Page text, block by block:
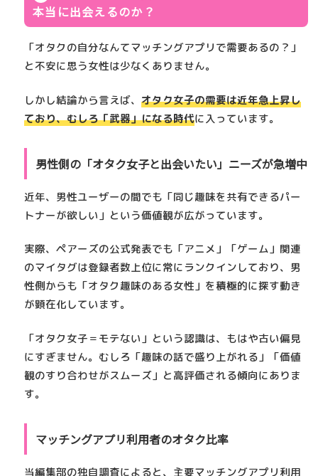
本当に出会えるのか？
「オタクの自分なんてマッチングアプリで需要あるの？」
と不安に思う女性は少なくありません。
しかし結論から言えば、オタク女子の需要は近年急上昇し
ており、むしろ「武器」になる時代に入っています。
男性側の「オタク女子と出会いたい」ニーズが急増中
近年、男性ユーザーの間でも「同じ趣味を共有できるパー
トナーが欲しい」という価値観が広がっています。
実際、ペアーズの公式発表でも「アニメ」「ゲーム」関連
のマイタグは登録者数上位に常にランクインしており、 男
性側からも「オタク趣味のある女性」を積極的に探す動き
が顕在化しています。
「オタク女子＝モテない」という認識は、もはや古い偏見
にすぎません。むしろ「趣味の話で盛り上がれる」「価値
観のすり合わせがスムーズ」と高評価される傾向にありま
す。
マッチングアプリ利用者のオタク比率
当編集部の独自調査によると、主要マッチングアプリ利用